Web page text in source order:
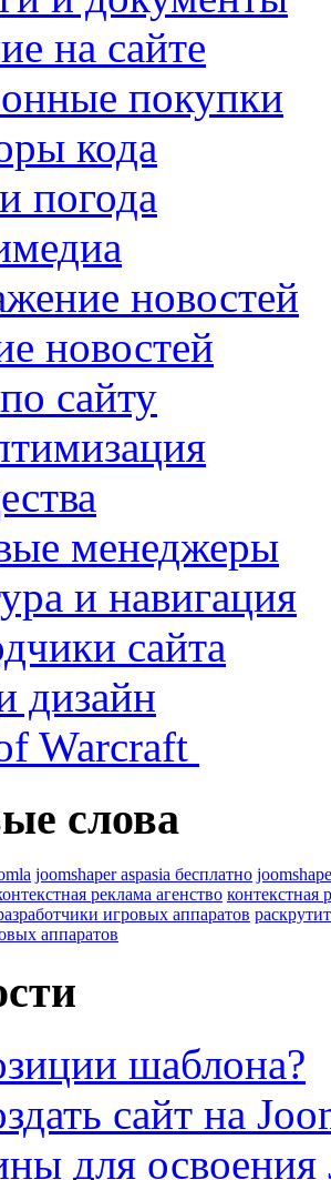
на сайте
покупки
кода
погода
новостей
новостей
сайту
менеджеры
и навигация
сайта
дизайн
Warcraft
слова
joomshaper aspasia бесплатно
реклама агенство контекстная
игровых аппаратов
аппаратов
шаблона?
сайт на
для освоения